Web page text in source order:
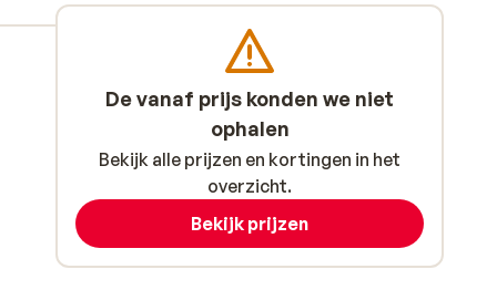
De vanaf prijs konden we niet
ophalen
Bekijk alle prijzen en kortingen in het
overzicht.
Bekijk prijzen